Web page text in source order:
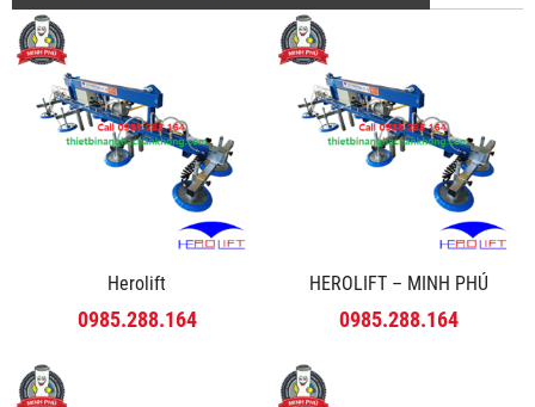
Herolift
0985.288.164
HEROLIFT – MINH PHÚ
0985.288.164